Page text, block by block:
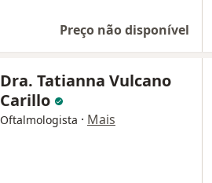
Preço não disponível
Dra. Tatianna Vulcano
Carillo
Oftalmologista · Mais